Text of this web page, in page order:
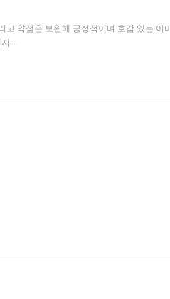
약점은 보완해 긍정적이며 호감 있는 이미
...